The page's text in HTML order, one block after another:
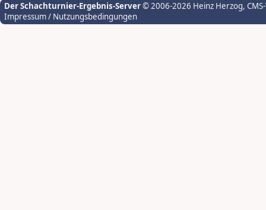
Der Schachturnier-Ergebnis-Server© 2006-2026 Heinz Herzog,
Impressum / Nutzungsbedingungen